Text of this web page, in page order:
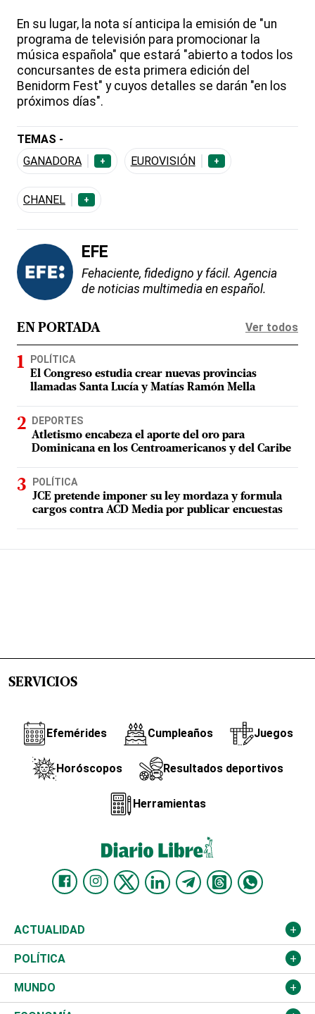
En su lugar, la nota sí anticipa la emisión de "un
programa de televisión para promocionar la
música española" que estará "abierto a todos los
concursantes de esta primera edición del
Benidorm Fest" y cuyos detalles se darán "en los
próximos días".
TEMAS -
GANADORA
+ EUROVISIÓN +
CHANEL +
EFE
Fehaciente, fidedigno y fácil. Agencia
de noticias multimedia en español.
EN PORTADA Ver todos
POLÍTICA
El Congreso estudia crear nuevas provincias
llamadas Santa Lucía y Matías Ramón Mella
DEPORTES
Atletismo encabeza el aporte del oro para
Dominicana en los Centroamericanos y del Caribe
POLÍTICA
JCE pretende imponer su ley mordaza y formula
cargos contra ACD Media por publicar encuestas
SERVICIOS
Efemérides Cumpleaños Juegos
Horóscopos Resultados deportivos
Herramientas
ACTUALIDAD
Nacional
Ciudad
POLÍTICA
Partidos
MUNDO